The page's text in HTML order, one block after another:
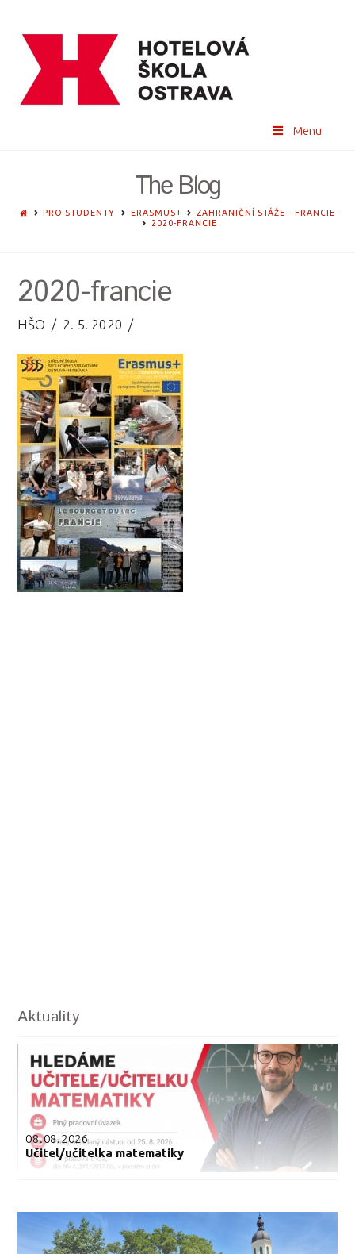
Menu
The Blog
HOMEPRO STUDENTY ERASMUS+
ZAHRANIČNÍ STÁŽE – FRANCIE
2020-FRANCIE
2020-francie
HŠO 2. 5. 2020
Aktuality
08.08.2026
Učitel/učitelka matematiky